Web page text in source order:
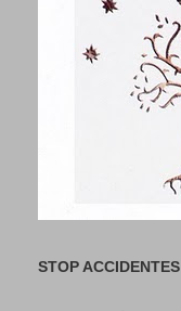
STOP ACCIDENTES